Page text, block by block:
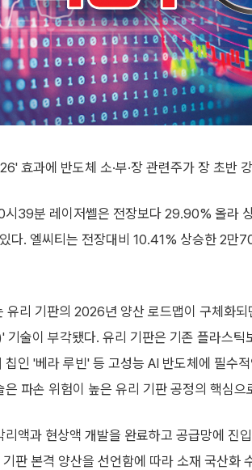
효과에 반도체 소·부·장 관련주가 장 초반
시39분 레이저쎌은 전장보다 29.90% 올라
다. 엘씨티는 전장대비 10.41% 상승한 2만
유리 기판의 2026년 양산 로드맵이 구체화되
술이 부각됐다. 유리 기판은 기존 플라스틱
인 '베라 루빈' 등 고성능 AI 반도체에 필수
파손 위험이 높은 유리 기판 공정의 핵심으
액과 현상액 개발을 완료하고 공급망에 진
판 본격 양산을 선언함에 따라 소재 국산화